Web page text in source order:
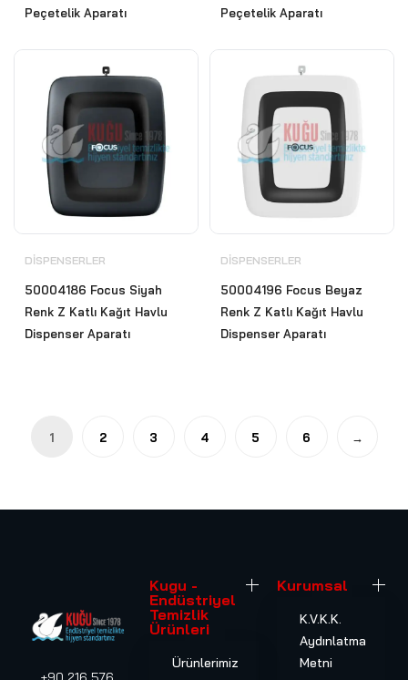
Peçetelik Aparatı
Peçetelik Aparatı
DISPENSERLER
50004186 Focus Siyah
Renk Z Katlı Kağıt Havlu
Dispenser Aparatı
DISPENSERLER
50004196 Focus Beyaz
Renk Z Katlı Kağıt Havlu
Dispenser Aparatı
1 2 3 4 5 6 →
Kugu -
Endüstriyel
Temizlik
Ürünleri
Ürünlerimiz
Kurumsal
K.V.K.K.
Aydınlatma
Metni